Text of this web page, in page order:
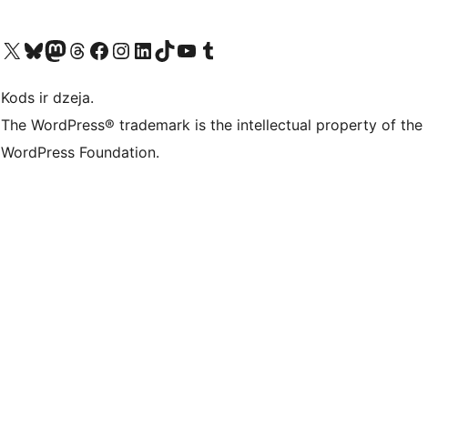
Apmeklējiet mūsu X (agrāk Twitter) kontu
Apmeklējiet mūsu Bluesky kontu
Apmeklējiet mūsu Mastodon kontu
Apmeklējiet mūsu Threads kontu
Apmeklējiet mūsu Facebook lapuApmeklējiet mūsu Instagram kontu
Apmeklējiet mūsu LinkedIn kontu
Apmeklējiet mūsu TikTok kontu
Apmeklējiet mūsu YouTube kanālu
Apmeklējiet mūsu Tumblr kontu
Kods ir dzeja.
The WordPress® trademark is the intellectual property of the
WordPress Foundation.